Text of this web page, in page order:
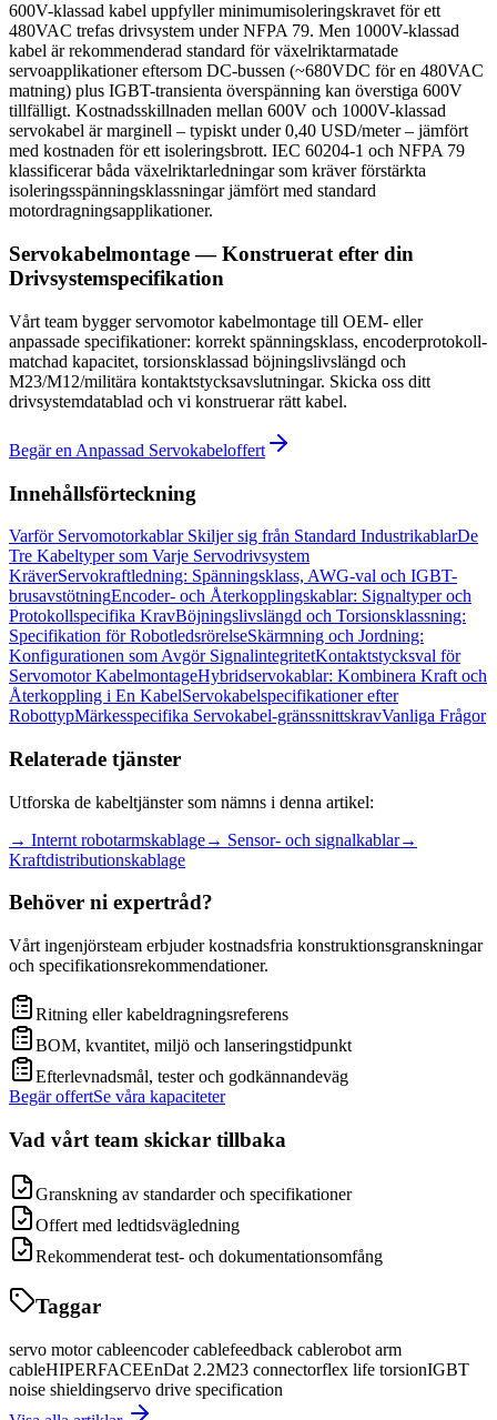
600V-klassad kabel uppfyller minimumisoleringskravet för ett
480VAC trefas drivsystem under NFPA 79. Men 1000V-klassad
kabel är rekommenderad standard för växelriktarmatade
servoapplikationer eftersom DC-bussen (~680VDC för en 480VAC
matning) plus IGBT-transienta överspänning kan överstiga 600V
tillfälligt. Kostnadsskillnaden mellan 600V och 1000V-klassad
servokabel är marginell – typiskt under 0,40 USD/meter – jämfört
med kostnaden för ett isoleringsbrott. IEC 60204-1 och NFPA 79
klassificerar båda växelriktarledningar som kräver förstärkta
isoleringsspänningsklassningar jämfört med standard
motordragningsapplikationer.
Servokabelmontage — Konstruerat efter din
Drivsystemspecifikation
Vårt team bygger servomotor kabelmontage till OEM- eller
anpassade specifikationer: korrekt spänningsklass, encoderprotokoll-
matchad kapacitet, torsionsklassad böjningslivslängd och
M23/M12/militära kontaktstycksavslutningar. Skicka oss ditt
drivsystemdatablad och vi konstruerar rätt kabel.
Begär en Anpassad Servokabeloffert
Innehållsförteckning
Varför Servomotorkablar Skiljer sig från Standard IndustrikablarDe
Tre Kabeltyper som Varje Servodrivsystem
KräverServokraftledning: Spänningsklass, AWG-val och IGBT-
brusavstötningEncoder- och Återkopplingskablar: Signaltyper och
Protokollspecifika KravBöjningslivslängd och Torsionsklassning:
Specifikation för RobotledsrörelseSkärmning och Jordning:
Konfigurationen som Avgör SignalintegritetKontaktstycksval för
Servomotor KabelmontageHybridservokablar: Kombinera Kraft och
Återkoppling i En KabelServokabelspecifikationer efter
RobottypMärkesspecifika Servokabel-gränssnittskravVanliga Frågor
Relaterade tjänster
Utforska de kabeltjänster som nämns i denna artikel:
→ Internt robotarmskablage→ Sensor- och signalkablar→
Kraftdistributionskablage
Behöver ni expertråd?
Vårt ingenjörsteam erbjuder kostnadsfria konstruktionsgranskningar
och specifikationsrekommendationer.
Ritning eller kabeldragningsreferens
BOM, kvantitet, miljö och lanseringstidpunkt
Efterlevnadsmål, tester och godkännandeväg
Begär offertSe våra kapaciteter
Vad vårt team skickar tillbaka
Granskning av standarder och specifikationer
Offert med ledtidsvägledning
Rekommenderat test- och dokumentationsomfång
Taggar
servo motor cableencoder cablefeedback cablerobot arm
cableHIPERFACEEnDat 2.2M23 connectorflex life torsionIGBT
noise shieldingservo drive specification